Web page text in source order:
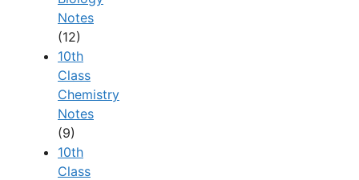
Notes
(12)
10th
Class
Chemistry
Notes
(9)
10th
Class